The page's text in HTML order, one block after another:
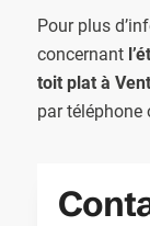
Pour plus
concernant
toit plat à
par téléphone